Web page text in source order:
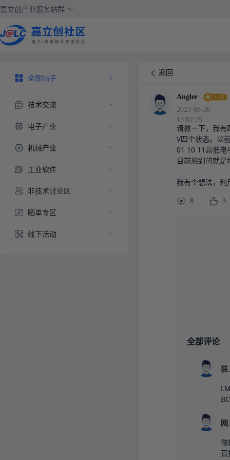
嘉立创产业服务站群
全部帖子
技术交流
电子产业
机械产业
工业软件
非技术讨论区
晒单专区
线下活动
返回
Angler
2023-08-26
13:02:25
请教一下，我有
V四个状态。以
01 10 11高低电
目前想到的就
我有个想法，利
8 3
全部评论
做